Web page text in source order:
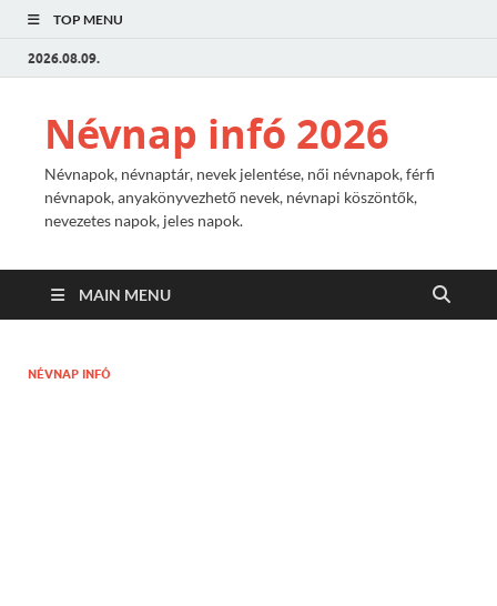
TOP MENU
2026.08.09.
Névnap infó 2026
Névnapok, névnaptár, nevek jelentése, női névnapok, férfi
névnapok, anyakönyvezhető nevek, névnapi köszöntők,
nevezetes napok, jeles napok.
MAIN MENU
NÉVNAP INFÓ